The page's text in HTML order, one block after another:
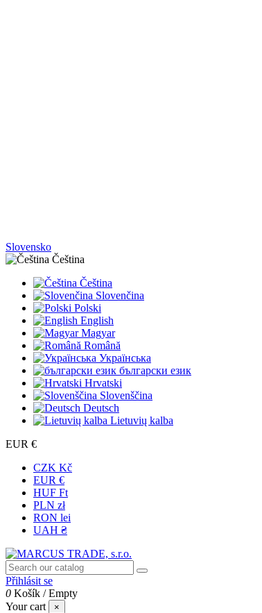
Slovensko
Čeština
Čeština
Slovenčina
Polski
English
Magyar
Română
Українська
български език
Hrvatski
Slovenščina
Deutsch
Lietuvių kalba
EUR €
CZK Kč
EUR €
HUF Ft
PLN zł
RON lei
UAH ₴
Přihlásit se
0 Košík /Empty
Your cart
×